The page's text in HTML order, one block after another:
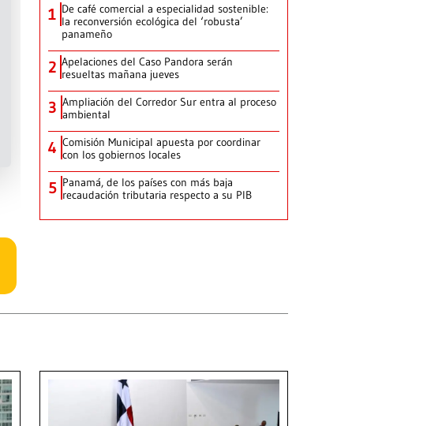
1 De café comercial a especialidad sostenible:
la reconversión ecológica del ‘robusta’
panameño
2 Apelaciones del Caso Pandora serán
resueltas mañana jueves
3 Ampliación del Corredor Sur entra al proceso
ambiental
4 Comisión Municipal apuesta por coordinar
con los gobiernos locales
5 Panamá, de los países con más baja
recaudación tributaria respecto a su PIB